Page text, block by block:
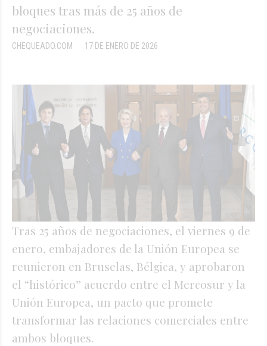
bloques tras más de 25 años de
negociaciones.
17 DE ENERO DE 2026
CHEQUEADO.COM
Tras 25 años de negociaciones, el viernes 9 de
enero, embajadores de la Unión Europea se
reunieron en Bruselas, Bélgica, y aprobaron
el “histórico” acuerdo entre el Mercosur y la
Unión Europea, un pacto que promete
transformar las relaciones comerciales entre
ambos bloques.